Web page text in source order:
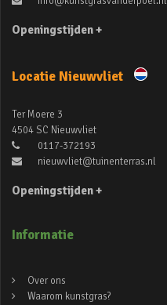
Openingstijden +
Locatie Nieuwvliet
Ter Moere 3
4504 SC Nieuwvliet
0117-372193
nieuwvliet@tuinenterras.nl
Openingstijden +
Informatie
Over ons
Waarom kunstgras?